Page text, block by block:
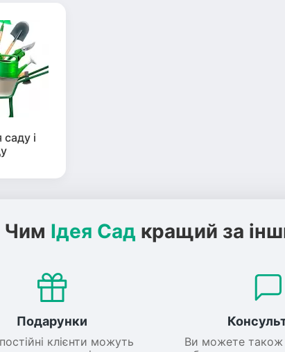
і
Чим Ідея Сад кращий за
Подарунки
клієнти можуть
Ви можете також